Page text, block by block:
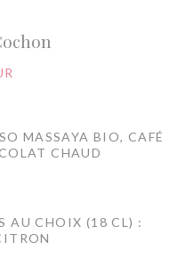
MASSAYA BIO, CAFÉ
CHAUD
AU CHOIX (18 CL) :